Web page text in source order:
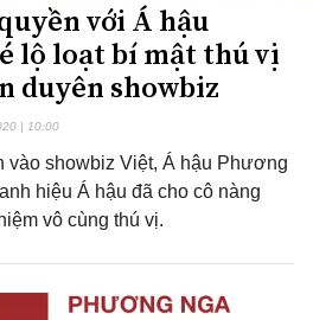
với Á hậu
lộ loạt bí mật thú vị
duyên showbiz
| 10:00
vào showbiz Việt, Á hậu Phương
hiệu Á hậu đã cho cô nàng
vô cùng thú vị.